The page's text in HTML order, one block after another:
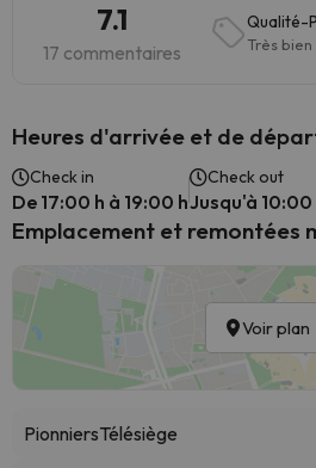
7.1
17 commentaires
Qualité-
Très bien
Heures d'arrivée et de
Check in
De 17:00 h à 19:00 h
Check out
Jusqu'à 10:00
Emplacement et remontées
Voir plan
PionniersTélésiège